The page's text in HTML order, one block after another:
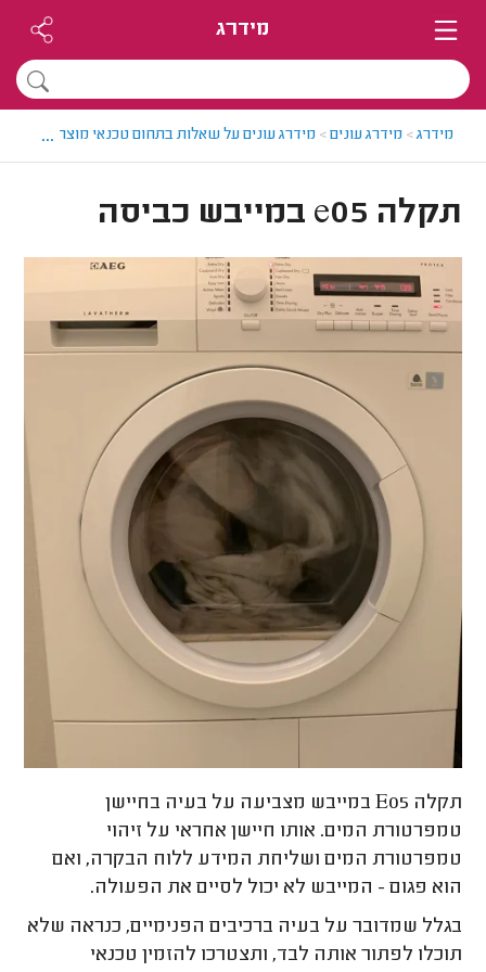
מידרג
מידרג> מידרג עונים> מידרג עונים על שאלות בתחום טכנאי מוצרי חשמל
...
תקלה e05 במייבש כביסה
תקלה E05 במייבש מצביעה על בעיה בחיישן
טמפרטורת המים. אותו חיישן אחראי על זיהוי
טמפרטורת המים ושליחת המידע ללוח הבקרה, ואם
הוא פגום - המייבש לא יכול לסיים את הפעולה.
בגלל שמדובר על בעיה ברכיבים הפנימיים, כנראה שלא
תוכלו לפתור אותה לבד, ותצטרכו להזמין טכנאי